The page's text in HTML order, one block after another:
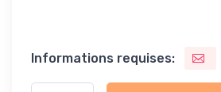
Informations requises: